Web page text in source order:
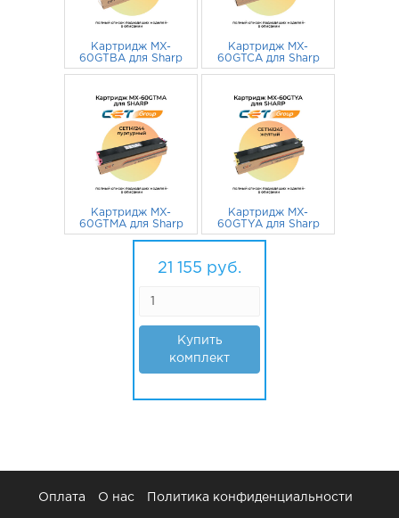
Картридж MX-
60GTBA для Sharp
MX-2630N, MX-
40000 стр. CET
черный
Картридж MX-
60GTCA для Sharp
MX-2630N, MX-
24000 стр. CET
голубой
Картридж MX-
60GTMA для Sharp
MX-2630N, MX-
24000 стр. CET
пурпурный
Картридж MX-
60GTYA для Sharp
MX-2630N, MX-
24000 стр. CET
21 155 руб.
Купить
комплект
Оплата О нас Политика конфиденциальности